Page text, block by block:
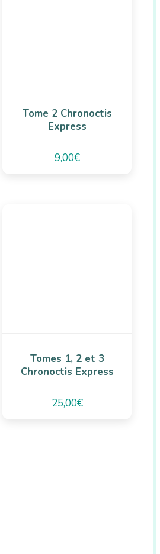
Tome 2 Chronoctis
Express
9,00€
Tomes 1, 2 et 3
Chronoctis Express
25,00€